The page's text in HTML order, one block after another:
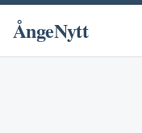
ÅngeNytt